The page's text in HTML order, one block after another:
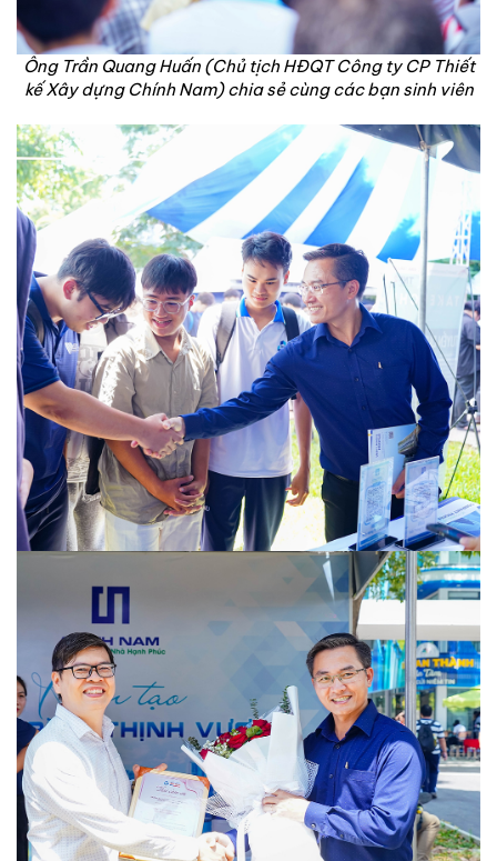
Ông Trần Quang Huấn (Chủ tịch HĐQT Công ty CP Thiết
kế Xây dựng Chính Nam) chia sẻ cùng các bạn sinh viên